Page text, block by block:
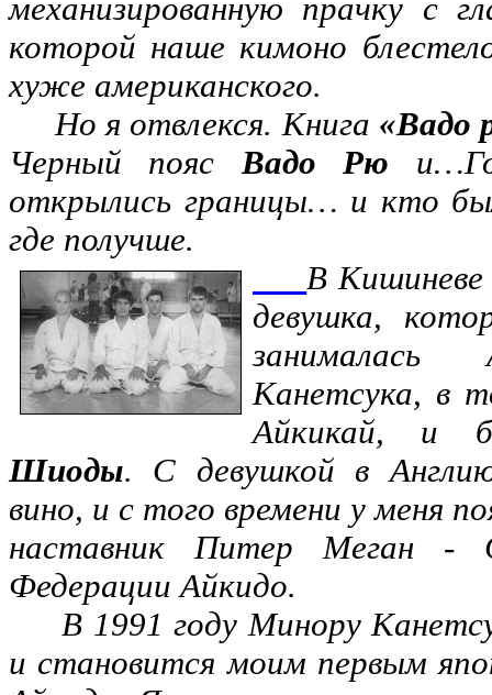
механизированную прачку с
которой наше кимоно
хуже американского.
Но я отвлекся. Книга «Вадо
Черный пояс Вадо Рю
открылись границы… и кто
где получше.
В
девушка,
Канетсука, в
Айкикай, и
Шиоды. С девушкой в
вино, и с того времени у меня
наставник Питер Меган -
Федерации Айкидо.
В 1991 году Минору
и становится моим первым